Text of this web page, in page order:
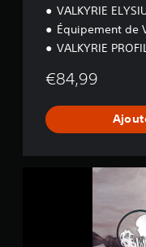
VALKYRIE
Équipement de
VALKYRIE
€84,99